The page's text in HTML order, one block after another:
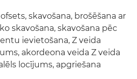
skavošana, brošēšana ar
skavošana, skavošana pēc
ievietošana, Z veida
akordeona veida Z veida
locījums, apgriešana